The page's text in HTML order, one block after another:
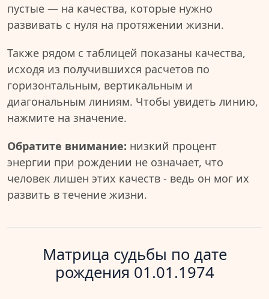
пустые — на качества, которые нужно
развивать с нуля на протяжении жизни.
Также рядом с таблицей показаны качества,
исходя из получившихся расчетов по
горизонтальным, вертикальным и
диагональным линиям. Чтобы увидеть линию,
нажмите на значение.
Обратите внимание: низкий процент
энергии при рождении не означает, что
человек лишен этих качеств - ведь он мог их
развить в течение жизни.
Матрица судьбы по дате
рождения 01.01.1974